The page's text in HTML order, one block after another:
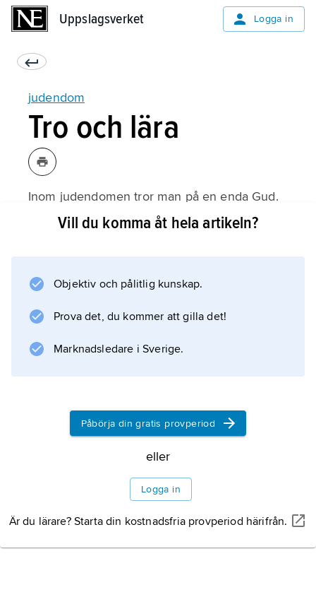
Uppslagsverket Logga in
judendom
Tro och lära
Inom judendomen tror man på en enda Gud.
Man får inte avbilda Gud eller uttala hans
folk, vilket innebär att de har både särskilda
rättigheter och skyldigheter.
Vill du komma åt hela artikeln?
Objektiv och pålitlig kunskap.
Prova det, du kommer att gilla det!
Marknadsledare i Sverige.
Påbörja din gratis provperiod
eller
Logga in
Är du lärare? Starta din kostnadsfria provperiod härifrån.